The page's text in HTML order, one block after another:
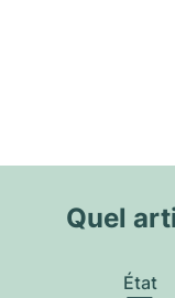
Quel
État